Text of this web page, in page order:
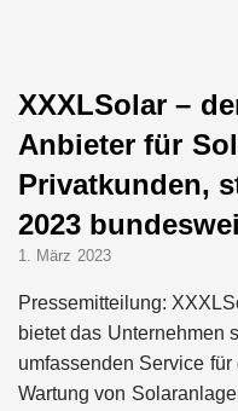
XXXLSolar –
Anbieter für
Privatkunden,
2023
1. März 2023
Pressemitteilung:
bietet das Unternehmen
umfassenden Service
Wartung von